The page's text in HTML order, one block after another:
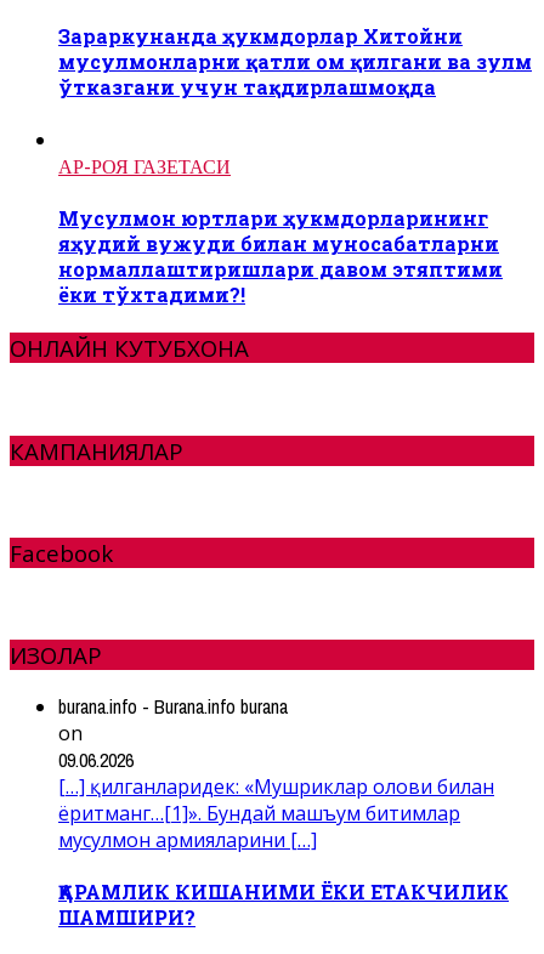
Зараркунанда ҳукмдорлар Хитойни
мусулмонларни қатли ом қилгани ва зулм
ўтказгани учун тақдирлашмоқда
АР-РОЯ ГАЗЕТАСИ
Мусулмон юртлари ҳукмдорларининг
яҳудий вужуди билан муносабатларни
нормаллаштиришлари давом этяптими
ёки тўхтадими?!
ОНЛАЙН КУТУБХОНА
КАМПАНИЯЛАР
Facebook
ИЗОҲЛАР
burana.info - Burana.info burana
on
09.06.2026
[…] қилганларидек: «Мушриклар олови билан
ёритманг…[1]». Бундай машъум битимлар
мусулмон армияларини […]
ҚАРАМЛИК КИШАНИМИ ЁКИ ЕТАКЧИЛИК
ШАМШИРИ?